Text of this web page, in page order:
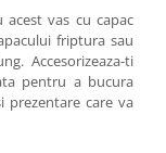
vas cu capac
friptura sau
Accesorizeaza-ti
pentru a bucura
prezentare care va